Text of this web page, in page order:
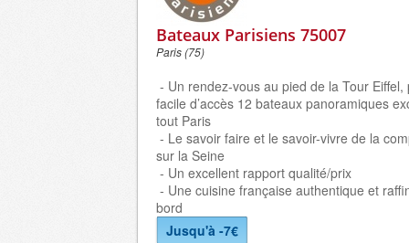
Bateaux Parisiens 75007
Paris (75)
- Un rendez-vous au pied de la Tour Eiffel,
facile d’accès 12 bateaux panoramiques
tout Paris
- Le savoir faire et le savoir-vivre de la
sur la Seine
- Un excellent rapport qualité/prix
- Une cuisine française authentique et
bord
Jusqu'à -7€